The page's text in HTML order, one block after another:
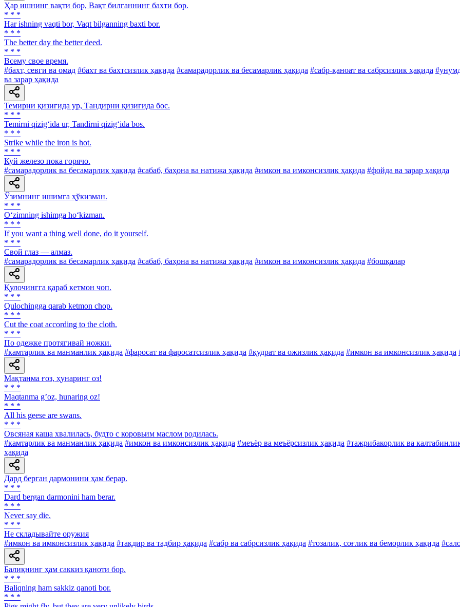
Ҳар ишнинг вақти бор, Вақт билганнинг бахти бор.
* * *
Har ishning vaqti bor, Vaqt bilganning baxti bor.
* * *
The better day the better deed.
* * *
Всему свое время.
#бахт, севги ва омад #бахт ва бахтсизлик ҳақида #самарадорлик ва бесамарлик ҳақида #сабр-қаноат ва сабрсизлик ҳақида
ва зарар ҳақида
Темирни қизиғида ур, Тандирни қизиғида бос.
* * *
Temirni qizig‘ida ur, Tandirni qizig‘ida bos.
* * *
Strike while the iron is hot.
* * *
Куй железо пока горячо.
#самарадорлик ва бесамарлик ҳақида #сабаб, баҳона ва натижа ҳақида #имкон ва имконсизлик ҳақида #фойда ва зарар ҳақида
Ўзимнинг ишимга ҳўкизман.
* * *
O‘zimning ishimga ho‘kizman.
* * *
If you want a thing well done, do it yourself.
* * *
Свой глаз — алмаз.
#самарадорлик ва бесамарлик ҳақида #сабаб, баҳона ва натижа ҳақида #имкон ва имконсизлик ҳақида #бошқалар
Қулочингга қараб кетмон чоп.
* * *
Qulochingga qarab ketmon chop.
* * *
Cut the coat according to the cloth.
* * *
По одежке протягивай ножки.
#камтарлик ва манманлик ҳақида #фаросат ва фаросатсизлик ҳақида #қудрат ва ожизлик ҳақида #имкон ва имконсизлик ҳақида
Мақтанма ғоз, ҳунаринг оз!
* * *
Maqtanma gʼoz, hunaring oz!
* * *
All his geese are swans.
* * *
Овсяная каша хвалилась, будто с коровьим маслом родилась.
#камтарлик ва манманлик ҳақида #имкон ва имконсизлик ҳақида #меъёр ва меъёрсизлик ҳақида #тажрибакорлик ва
ҳақида
Дард берган дармонини ҳам берар.
* * *
Dard bergan darmonini ham berar.
* * *
Never say die.
* * *
He складывайте оружия
#имкон ва имконсизлик ҳақида #тақдир ва тадбир ҳақида #сабр ва сабрсизлик ҳақида #тозалик, соғлик ва беморлик ҳақида
Балиқнинг ҳам саккиз қаноти бор.
* * *
Baliqning ham sakkiz qanoti bor.
* * *